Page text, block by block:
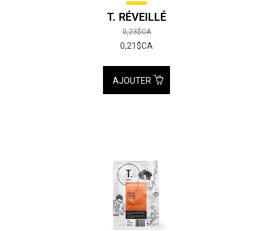
T. RÉVEILLÉ
0,23$CA
0,21$CA
AJOUTER